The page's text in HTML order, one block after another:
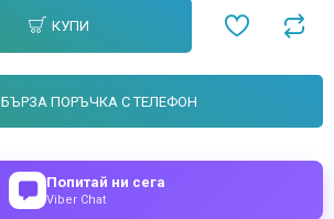
КУПИ
БЪРЗА ПОРЪЧКА С ТЕЛЕФОН
Попитай ни сега
Viber Chat